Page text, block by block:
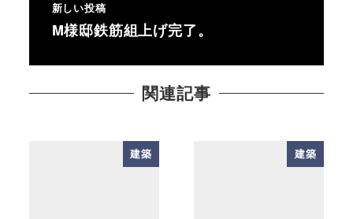
新しい投稿
M様邸鉄筋組上げ完了。
関連記事
建築 建築